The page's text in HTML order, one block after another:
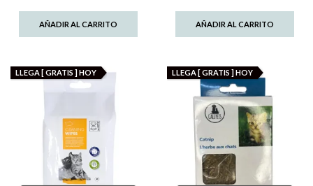
AÑADIR AL CARRITO AÑADIR AL CARRITO
LLEGA [ GRATIS ] HOY LLEGA [ GRATIS ] HOY